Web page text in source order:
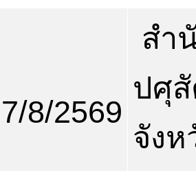
7/8/2569
สำ
ปศุ
จังห